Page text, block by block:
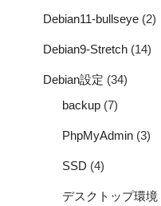
Debian11-bullseye (2)
Debian9-Stretch (14)
Debian設定 (34)
backup (7)
PhpMyAdmin (3)
SSD (4)
デスクトップ環境